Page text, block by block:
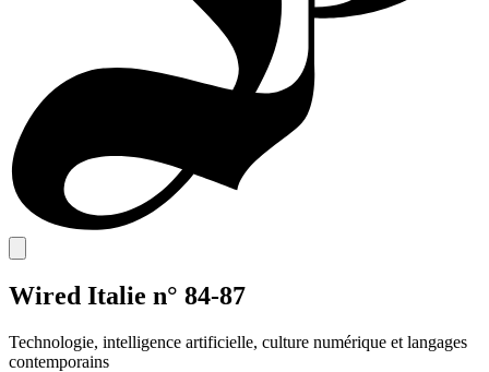
Wired Italie n° 84-87
Technologie, intelligence artificielle, culture numérique et langages
contemporains